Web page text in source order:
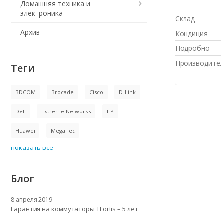
Склад
Кондиция
Подробно
Домашняя техника и
электроника
Архив
Теги
BDCOM Brocade Cisco D-Link
Dell Extreme Networks HP
Huawei MegaTec
показать все
Блог
8 апреля 2019
Гарантия на коммутаторы TFortis – 5 лет